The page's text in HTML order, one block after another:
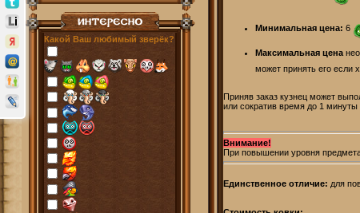
Какой Ваш любимый зверёк?
Минимальная цена: 6
Максимальная цена
может принять его если
Приняв заказ кузнец может
или сократив время до 1 минуты
Внимание!
При повышении уровня
Единственное отличие: для